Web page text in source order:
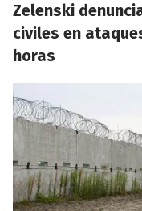
Zelenski
civiles en
horas